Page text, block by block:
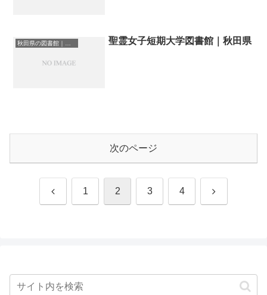
秋田県の図書館｜勉強できる場所 聖霊女子短期大学図書館｜秋田県
次のページ
前 1 2 3 4 次